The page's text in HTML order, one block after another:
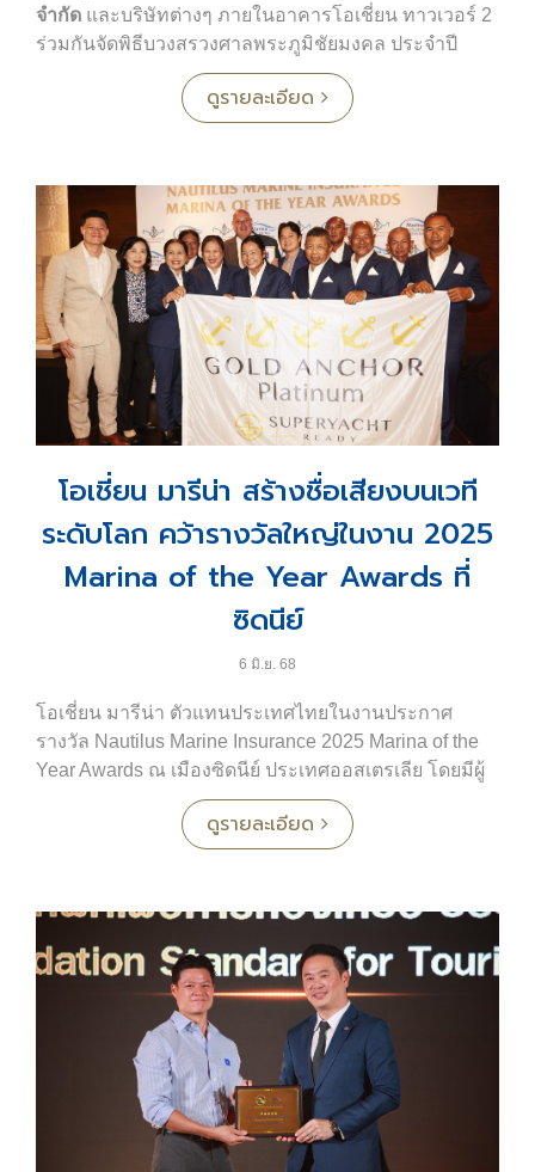
จำกัด และบริษัทต่างๆ ภายในอาคารโอเชี่ยน ทาวเวอร์ 2
ร่วมกันจัดพิธีบวงสรวงศาลพระภูมิชัยมงคล ประจำปี
2568 เพื่อเสริมความเป็นสิริมงคลในการดำเนินธุรกิจ
โดยมีผู้เข้าร่วมพิธีเป็นจำนวนมาก
42 ชั้น บริหารอาคารโดยบริษัทเรียลเตอร์ เมเนจเมนท์
จำกัด โดยมีขนาดพื้นที่ทั้งสิ้น 45,000 ตรม. ตั้งอยู่บริเวณ
ซอยสุขุมวิท 19 ถนนอโศกมนตรี เขตวัฒนา ย่านธุรกิจ
ใจกลางกรุงเทพฯ ปัจจุบันให้บริการพื้นที่สำนักงานแก่
บริษัทชั้นนำต่างๆ มากมาย
สำหรับผู้ที่สนใจเช่าพื้นที่สำนักงาน หรือ เปิดร้านค้าต่างๆ
สามารถสอบถามอัตราค่าเช่าและข้อมูลเพิ่มเติมได้ที่
โทร.080-459-4339
ดูรายละเอียด
โอเชี่ยน มารีน่า สร้างชื่อเสียงบนเวที
ระดับโลก คว้ารางวัลใหญ่ในงาน 2025
Marina of the Year Awards ที่
ซิดนีย์
6 มิ.ย. 68
โอเชี่ยน มารีน่า ตัวแทนประเทศไทยในงานประกาศ
รางวัล Nautilus Marine Insurance 2025 Marina of the
Year Awards ณ เมืองซิดนีย์ ประเทศออสเตรเลีย โดยมีผู้
บริหารระดับสูงเข้าร่วม ได้แก่ คุณณพงศ์ ปริพนธ์พจน
พิสุทธิ์ กรรมการผู้จัดการ, คุณสุพัตรา อังควินิจวงศ์ รอง
กรรมการผู้จัดการ, และ คุณวรุตม์ อัสสกุล ผู้จัดการฝ่าย
เชี่ยน มารีน่า เมื่อเกือบ 40 ปีก่อน
หนึ่งในไฮไลต์ของการเดินทางครั้งนี้ คือ การนำสมาชิก
พนักงาน 9 ท่าน ที่มีประสบการณ์ทำงานที่โอเชี่ยน มารี
น่ามานานกว่า 30 ปี ร่วมเดินทางไปออสเตรเลียเป็นครั้ง
แรก ตลอด 3 วัน คณะพนักงานได้มีโอกาสเยี่ยมชมท่า
จอดเรือชั้นนำของซิดนีย์ และได้เรียนรู้แนวทางการ
ดำเนินงานในระดับสากล
โอเชี่ยน มารีน่า เป็นธุรกิจภายใต้การบริหารของ บริษัท
ดูรายละเอียด